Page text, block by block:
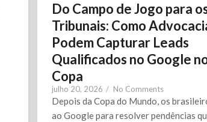
Do Campo de Jogo para
Tribunais: Como
Podem Capturar Leads
Qualificados no Google
Copa
julho 20, 2026 / No Comments
Depois da Copa do Mundo, os
ao Google para resolver pendências